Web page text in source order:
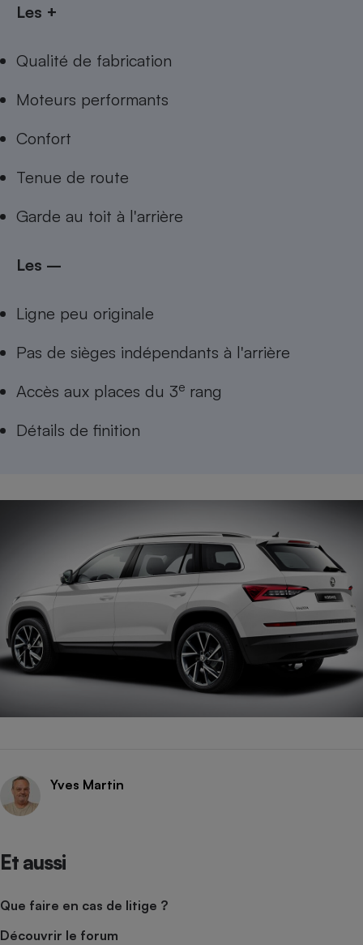
Les +
Qualité de fabrication
Moteurs performants
Confort
Tenue de route
Garde au toit à l'arrière
Les –
Ligne peu originale
Pas de sièges indépendants à l'arrière
Accès aux places du 3e rang
Détails de finition
Yves Martin
Et aussi
Que faire en cas de litige ?
Découvrir le forum